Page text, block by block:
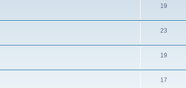
19
23
19
17